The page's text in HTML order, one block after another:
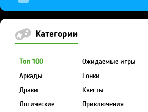
Категории
Топ 100
Ожидаемые игры
Аркады
Гонки
Драки
Квесты
Логические
Приключения